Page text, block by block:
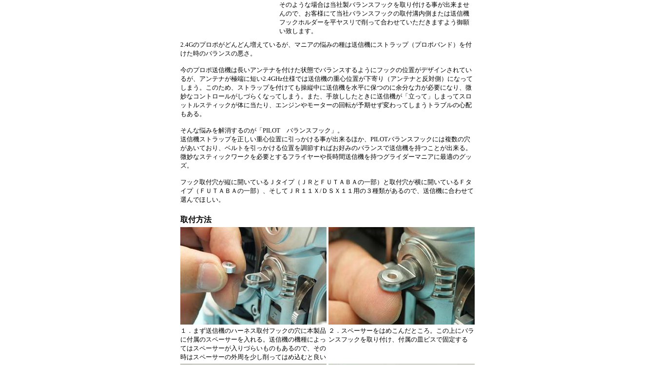
そのような場合は当社製バランスフックを取り付ける事が出来ませ
んので、お客様にて当社バランスフックの取付溝内側または送信機
フックホルダーを平ヤスリで削って合わせていただきますよう御願
い致します。
2.4Gのプロポがどんどん増えているが、マニアの悩みの種は送信機にストラップ（プロポバンド）を付
けた時のバランスの悪さ。
今のプロポ送信機は長いアンテナを付けた状態でバランスするようにフックの位置がデザインされてい
るが、アンテナが極端に短い2.4GHz仕様では送信機の重心位置が下寄り（アンテナと反対側）になって
しまう。このため、ストラップを付けても操縦中に送信機を水平に保つのに余分な力が必要になり、微
妙なコントロールがしづらくなってしまう。また、手放ししたときに送信機が「立って」しまってスロ
ットルスティックが体に当たり、エンジンやモーターの回転が予期せず変わってしまうトラブルの心配
もある。
そんな悩みを解消するのが「PILOT バランスフック」。
送信機ストラップを正しい重心位置に引っかける事が出来るほか、PILOTバランスフックには複数の穴
があいており、ベルトを引っかける位置を調節すればお好みのバランスで送信機を持つことが出来る。
微妙なスティックワークを必要とするフライヤーや長時間送信機を持つグライダーマニアに最適のグッ
ズ。
フック取付穴が縦に開いているＪタイプ（ＪＲとＦＵＴＡＢＡの一部）と取付穴が横に開いているＦタ
イプ（ＦＵＴＡＢＡの一部）、そしてＪＲ１１Ｘ/ＤＳＸ１１用の３種類があるので、送信機に合わせて
選んでほしい。
取付方法
１．まず送信機のハーネス取付フックの穴に本製品
に付属のスペーサーを入れる。送信機の機種によっ
てはスペーサーが入りづらいものもあるので、その
時はスペーサーの外周を少し削ってはめ込むと良い
２．スペーサーをはめこんだところ。この上にバラ
ンスフックを取り付け、付属の皿ビスで固定する